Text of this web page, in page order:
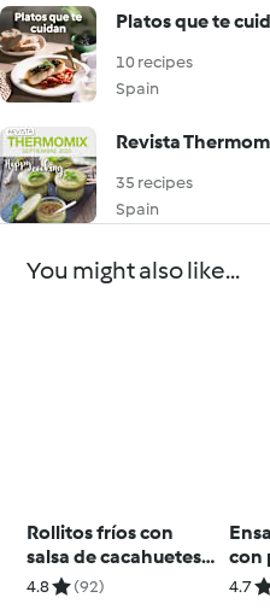
Platos que te
10 recipes
Spain
Revista
35 recipes
Spain
You might also like...
Rollitos fríos con
salsa de cacahuetes
(Goi cuon) - Vietnam
4.8 (92)
con
4.7